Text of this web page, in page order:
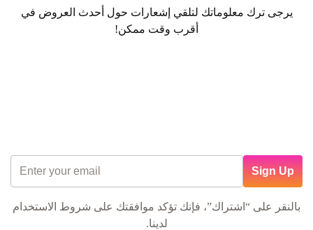
يرجى ترك معلوماتك لتلقي إشعارات حول أحدث العروض في
أقرب وقت ممكن!
Sign Up
بالنقر على “اشتراك”، فإنك تؤكد موافقتك على شروط الاستخدام
لدينا.